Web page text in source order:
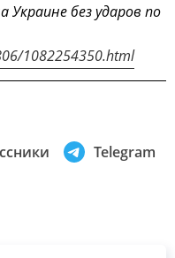
без ударов по
1082254350.html
Telegram